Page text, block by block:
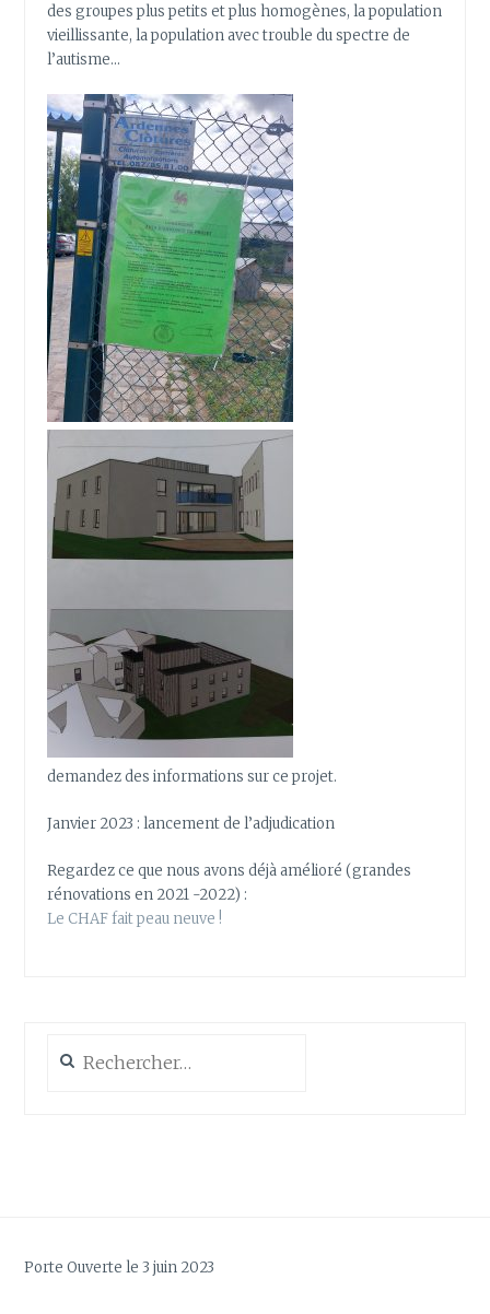
des groupes plus petits et plus homogènes, la population
vieillissante, la population avec trouble du spectre de
l’autisme…
demandez des informations sur ce projet.
Janvier 2023 : lancement de l’adjudication
Regardez ce que nous avons déjà amélioré (grandes
rénovations en 2021 -2022) :
Le CHAF fait peau neuve !
Porte Ouverte le 3 juin 2023